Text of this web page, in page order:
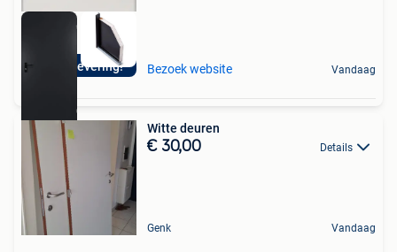
Snelle levering! Bezoek website Vandaag
Witte deuren
€ 30,00 Details
Genk Vandaag